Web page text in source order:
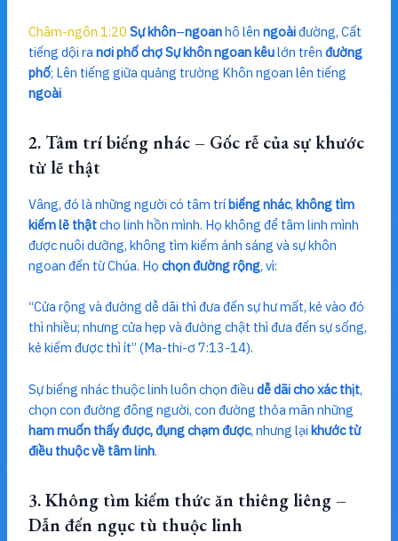
Châm-ngôn 1:20 Sự khôn–ngoanhô lên ngoàiđường, Cất
tiếng dội ranơi phố chợ Sự khôn ngoan kêulớn trên đường
phố; Lên tiếng giữa quảng trường Khôn ngoan lên tiếng
ngoài
2. Tâm trí biếng nhác – Gốc rễ của sự khước
từ lẽ thật
Vâng, đó là những người có tâm tríbiếng nhác, không tìm
kiếm lẽ thậtcho linh hồn mình. Họ không để tâm linh mình
được nuôi dưỡng, không tìm kiếm ánh sáng và sự khôn
ngoan đến từ Chúa. Họ chọn đường rộng, vì:
“Cửa rộng và đường dễ dãi thì đưa đến sự hư mất, kẻ vào đó
thì nhiều; nhưng cửa hẹp và đường chật thì đưa đến sự sống,
kẻ kiếm được thì ít” (Ma-thi-ơ 7:13-14).
Sự biếng nhác thuộc linh luôn chọn điều dễ dãi cho xác thịt,
chọn con đường đông người, con đường thỏa mãn những
ham muốn thấy được, đụng chạm được, nhưng lại khước từ
điều thuộc về tâm linh.
3. Không tìm kiếm thức ăn thiêng liêng –
Dẫn đến ngục tù thuộc linh